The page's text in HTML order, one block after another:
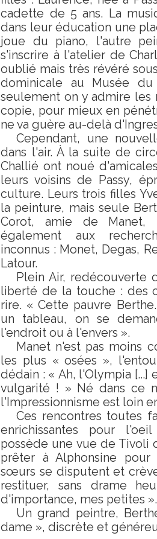
cadette de 5 ans. La
dans leur éducation une
joue du piano, l'autre
s'inscrire à l'atelier de
oublié mais très révéré
dominicale au Musée
seulement on y admire les
copie, pour mieux en
ne va guère au-delà
Cependant, une
dans l'air. À la suite de
Challié ont noué
leurs voisins de Passy,
culture. Leurs trois filles
la peinture, mais seule
Corot, amie de Manet,
également aux
inconnus : Monet, Degas,
Latour.
Plein Air, redécouverte
liberté de la touche : des
rire. « Cette pauvre
un tableau, on se
l'endroit ou à l'envers ».
Manet n'est pas moins
les plus « osées »,
dédain : « Ah, l'Olympia
vulgarité ! » Né dans ce
l'Impressionnisme est loin
Ces rencontres toutes
enrichissantes pour
possède une vue de
prêter à Alphonsine
sœurs se disputent et
restituer, sans drame
d'importance, mes petites
Un grand peintre,
dame », discrète et